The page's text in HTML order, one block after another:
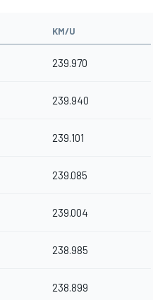
KM/U
239.970
239.940
239.101
239.085
239.004
238.985
238.899